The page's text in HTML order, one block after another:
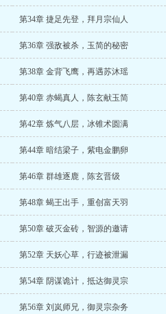
第34章 捷足先登，拜月宗仙人
第36章 强敌被杀，玉简的秘密
第38章 金背飞鹰，再遇苏沐瑶
第40章 赤蝎真人，陈玄献玉简
第42章 炼气八层，冰锥术圆满
第44章 暗结梁子，紫电金鹏卵
第46章 群雄逐鹿，陈玄晋级
第48章 蝎王出手，重创富天羽
第50章 破灭金砖，智源的邀请
第52章 天妖心草，行迹被泄漏
第54章 阴谋诡计，抵达御灵宗
第56章 刘岚师兄，御灵宗杂务